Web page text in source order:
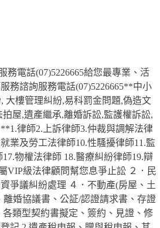
電話(07)5226665給您最專業、活
務諮詢服務電話(07)5226665**中小
大樓管理糾紛,易科罰金問題,偽造文
屋,遺產繼承,離婚訴訟,監護權訴訟,
律師2.上訴律師3.仲裁與調解法律
業及勞工法律師10.性騷擾律師11.監
物權法律師 18.醫療糾紛律師19.辯
VIP級法律顧問幫您息爭止訟 ２．民
爭議糾紛處理 ４．不動產(房屋、土
婚協議書、公証/認證請求書、存證
類型契約書擬定、簽約、見證、修